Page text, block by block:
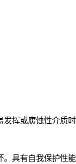
挥或腐蚀性介质
具有自我保护性